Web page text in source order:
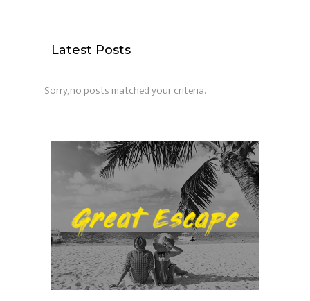
Latest Posts
Sorry, no posts matched your criteria.